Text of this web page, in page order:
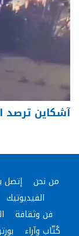
آشكاين ترصد
من نحن إتصل
الفيديوتيك
فن وثقافة
كُتّاب وآراء